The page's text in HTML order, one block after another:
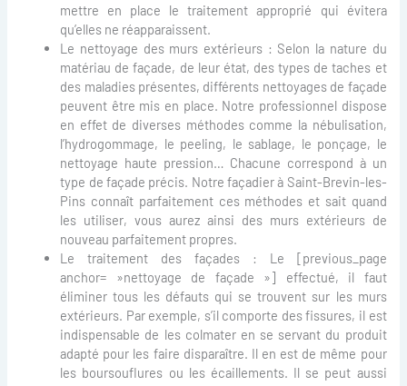
mettre en place le traitement approprié qui évitera
qu’elles ne réapparaissent.
Le nettoyage des murs extérieurs : Selon la nature du
matériau de façade, de leur état, des types de taches et
des maladies présentes, différents nettoyages de façade
peuvent être mis en place. Notre professionnel dispose
en effet de diverses méthodes comme la nébulisation,
l’hydrogommage, le peeling, le sablage, le ponçage, le
nettoyage haute pression… Chacune correspond à un
type de façade précis. Notre façadier à Saint-Brevin-les-
Pins connaît parfaitement ces méthodes et sait quand
les utiliser, vous aurez ainsi des murs extérieurs de
nouveau parfaitement propres.
Le traitement des façades : Le [previous_page
anchor= »nettoyage de façade »] effectué, il faut
éliminer tous les défauts qui se trouvent sur les murs
extérieurs. Par exemple, s’il comporte des fissures, il est
indispensable de les colmater en se servant du produit
adapté pour les faire disparaître. Il en est de même pour
les boursouflures ou les écaillements. Il se peut aussi